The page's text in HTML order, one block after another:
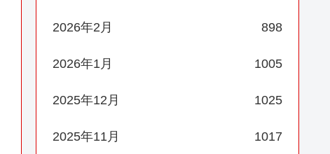
2026年2月 898
2026年1月 1005
2025年12月 1025
2025年11月 1017